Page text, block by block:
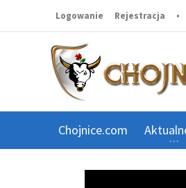
Logowanie Rejestracja •
Chojnice.com